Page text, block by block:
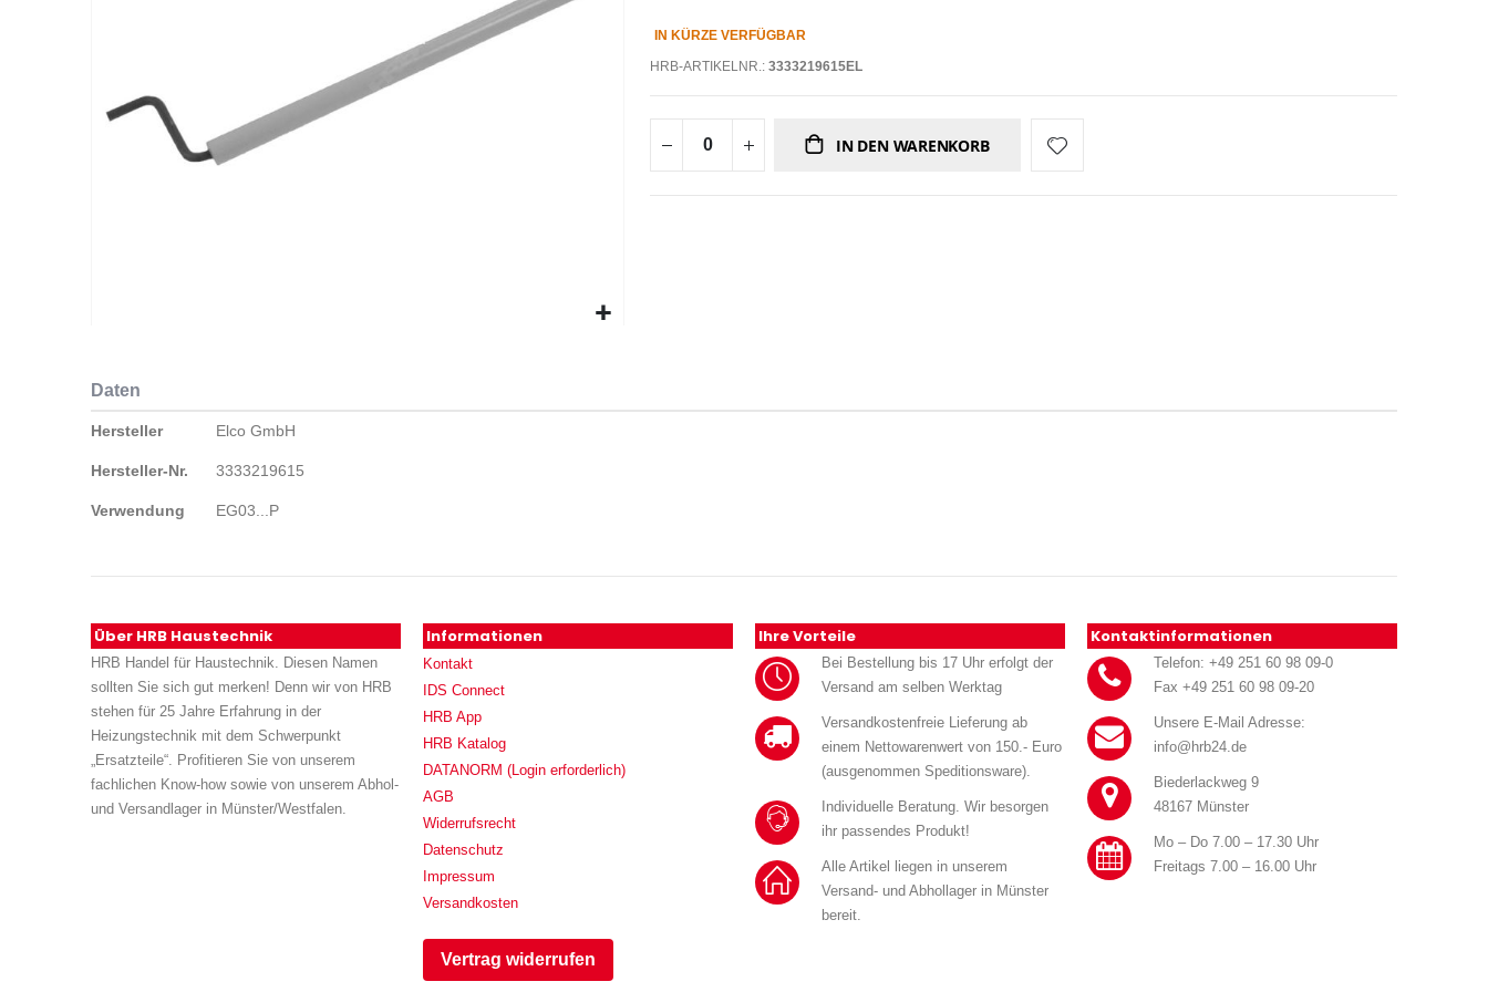
der
Bildergalerie
IN KÜRZE VERFÜGBAR
HRB-ARTIKELNR.:3333219615EL
IN DEN WARENKORB
Daten
Daten
Hersteller Elco GmbH
Hersteller-Nr. 3333219615
Verwendung EG03...P
Über HRB Haustechnik
HRB Handel für Haustechnik. Diesen Namen
sollten Sie sich gut merken! Denn wir von HRB
stehen für 25 Jahre Erfahrung in der
Heizungstechnik mit dem Schwerpunkt
„Ersatzteile“. Profitieren Sie von unserem
fachlichen Know-how sowie von unserem Abhol-
und Versandlager in Münster/Westfalen.
Informationen
Kontakt
IDS Connect
HRB App
HRB Katalog
DATANORM (Login erforderlich)
AGB
Widerrufsrecht
Datenschutz
Impressum
Versandkosten
Vertrag widerrufen
Ihre Vorteile
Bei Bestellung bis 17 Uhr erfolgt der
Versand am selben Werktag
Versandkostenfreie Lieferung ab
einem Nettowarenwert von 150.- Euro
(ausgenommen Speditionsware).
Individuelle Beratung. Wir besorgen
ihr passendes Produkt!
Alle Artikel liegen in unserem
Versand- und Abhollager in Münster
bereit.
Kontaktinformationen
Telefon: +49 251 60 98 09-0
Fax +49 251 60 98 09-20
Unsere E-Mail Adresse:
info@hrb24.de
Biederlackweg 9
48167 Münster
Mo – Do 7.00 – 17.30 Uhr
Freitags 7.00 – 16.00 Uhr